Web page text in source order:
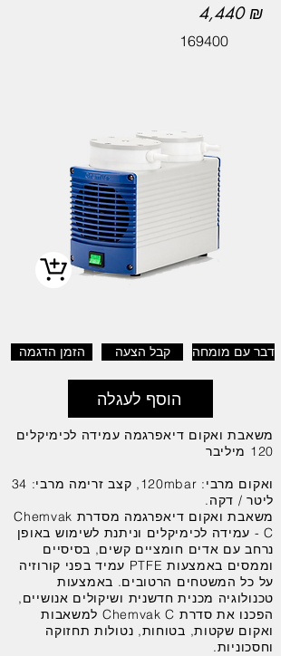
4,440 ₪
169400
הזמן הדגמה קבל הצעה דבר עם מומחה
הוסף לעגלה
משאבת ואקום דיאפרגמה עמידה לכימיקלים
120 מיליבר
ואקום מרבי: 120mbar, קצב זרימה מרבי: 34
ליטר / דקה.
משאבת ואקום דיאפרגמה מסדרת Chemvak
C - עמידה לכימיקלים וניתנת לשימוש באופן
נרחב עם אדים חומציים קשים, בסיסיים
וממסים באמצעות PTFE עמיד בפני קורוזיה
על כל המשטחים הרטובים. באמצעות
טכנולוגיה מכנית חדשנית ושיקולים אנושיים,
הפכנו את סדרת Chemvak C למשאבות
ואקום שקטות, בטוחות, נטולות תחזוקה
וחסכוניות.